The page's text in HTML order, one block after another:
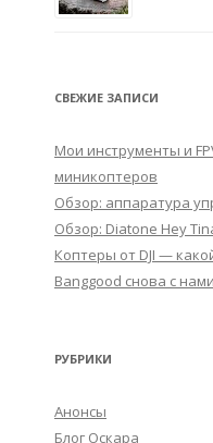
СВЕЖИЕ ЗАПИСИ
Мои инструменты и
миникоптеров
Обзор: аппаратура
Обзор: Diatone Hey
Коптеры от DJI —
Banggood снова с
РУБРИКИ
Анонсы
Блог Оскара